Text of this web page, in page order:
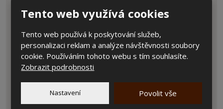
E-mail *
Tento web využívá cookies
Tento web používá k poskytování služeb,
personalizaci reklam a analýze návštěvnosti soubory
cookie. Používáním tohoto webu s tím souhlasíte.
Zobrazit podrobnosti
Nastavení Povolit vše